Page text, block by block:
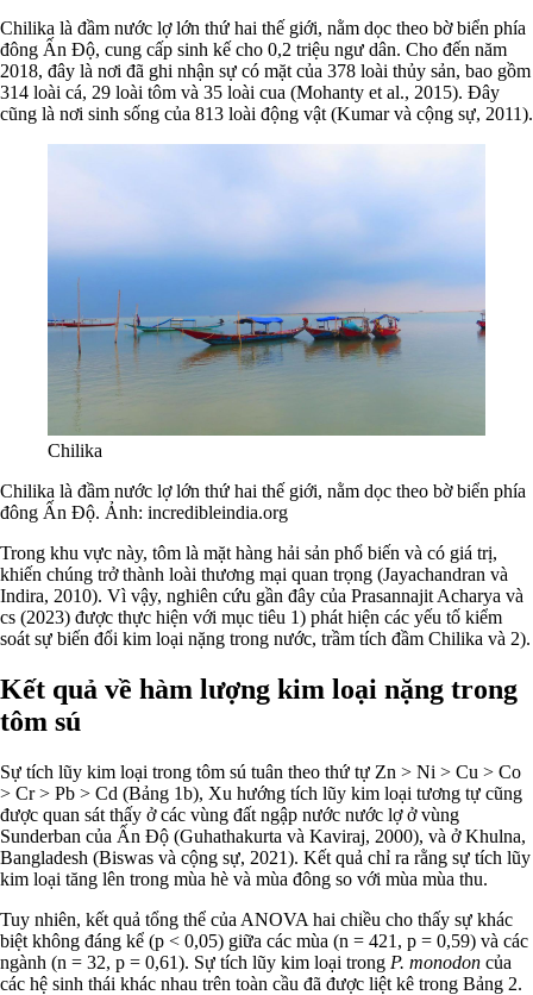
Chilika là đầm nước lợ lớn thứ hai thế giới, nằm dọc theo bờ biển phía
đông Ấn Độ, cung cấp sinh kế cho 0,2 triệu ngư dân. Cho đến năm
2018, đây là nơi đã ghi nhận sự có mặt của 378 loài thủy sản, bao gồm
314 loài cá, 29 loài tôm và 35 loài cua (Mohanty et al., 2015). Đây
cũng là nơi sinh sống của 813 loài động vật (Kumar và cộng sự, 2011).
Chilika
Chilika là đầm nước lợ lớn thứ hai thế giới, nằm dọc theo bờ biển phía
đông Ấn Độ. Ảnh: incredibleindia.org
Trong khu vực này, tôm là mặt hàng hải sản phổ biến và có giá trị,
khiến chúng trở thành loài thương mại quan trọng (Jayachandran và
Indira, 2010). Vì vậy, nghiên cứu gần đây của Prasannajit Acharya và
cs (2023) được thực hiện với mục tiêu 1) phát hiện các yếu tố kiểm
soát sự biến đổi kim loại nặng trong nước, trầm tích đầm Chilika và 2).
Kết quả về hàm lượng kim loại nặng trong
tôm sú
Sự tích lũy kim loại trong tôm sú tuân theo thứ tự Zn > Ni > Cu > Co
> Cr > Pb > Cd (Bảng 1b), Xu hướng tích lũy kim loại tương tự cũng
được quan sát thấy ở các vùng đất ngập nước nước lợ ở vùng
Sunderban của Ấn Độ (Guhathakurta và Kaviraj, 2000), và ở Khulna,
Bangladesh (Biswas và cộng sự, 2021). Kết quả chỉ ra rằng sự tích lũy
kim loại tăng lên trong mùa hè và mùa đông so với mùa mùa thu.
Tuy nhiên, kết quả tổng thể của ANOVA hai chiều cho thấy sự khác
biệt không đáng kể (p < 0,05) giữa các mùa (n = 421, p = 0,59) và các
ngành (n = 32, p = 0,61). Sự tích lũy kim loại trong P. monodon của
các hệ sinh thái khác nhau trên toàn cầu đã được liệt kê trong Bảng 2.